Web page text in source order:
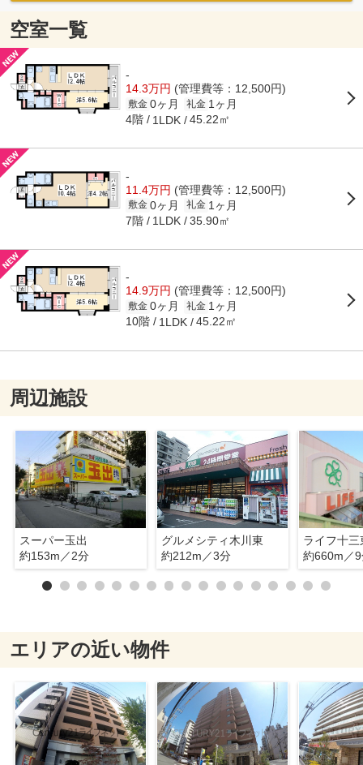
空室一覧
-
14.3万円 (管理費等：12,500円)
敷金 0ヶ月 礼金 1ヶ月
4階 1LDK 45.22㎡
-
11.4万円 (管理費等：12,500円)
敷金 0ヶ月 礼金 1ヶ月
7階 1LDK 35.90㎡
-
14.9万円 (管理費等：12,500円)
敷金 0ヶ月 礼金 1ヶ月
10階 1LDK 45.22㎡
周辺施設
スーパー玉出
約153m／2分
グルメシティ木川東
約212m／3分
ライフ十三
約660m／
エリアの近い物件